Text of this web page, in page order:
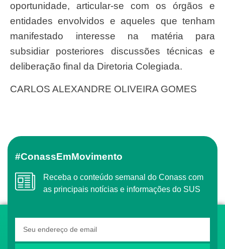
oportunidade, articular-se com os órgãos e
entidades envolvidos e aqueles que tenham
manifestado interesse na matéria para
subsidiar posteriores discussões técnicas e
deliberação final da Diretoria Colegiada.
CARLOS ALEXANDRE OLIVEIRA GOMES
#ConassEmMovimento
Receba o conteúdo semanal do Conass com
as principais notícias e informações do SUS